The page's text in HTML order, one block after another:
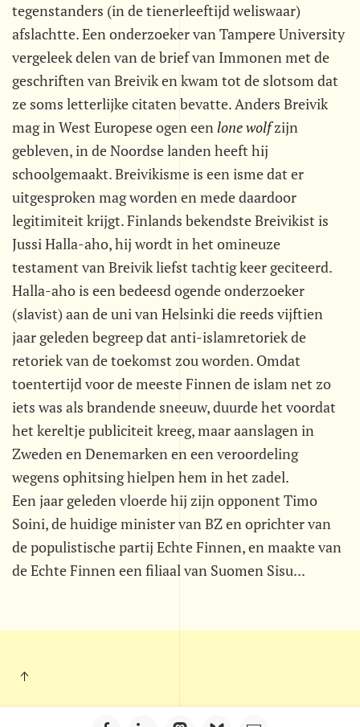
tegenstanders (in de tienerleeftijd weliswaar)
afslachtte. Een onderzoeker van Tampere University
vergeleek delen van de brief van Immonen met de
geschriften van Breivik en kwam tot de slotsom dat
ze soms letterlijke citaten bevatte. Anders Breivik
mag in West Europese ogen eenlone wolfzijn
gebleven, in de Noordse landen heeft hij
schoolgemaakt. Breivikisme is een isme dat er
uitgesproken mag worden en mede daardoor
legitimiteit krijgt. Finlands bekendste Breivikist is
Jussi Halla-aho, hij wordt in het omineuze
testament van Breivik liefst tachtig keer geciteerd.
Halla-aho is een bedeesd ogende onderzoeker
(slavist) aan de uni van Helsinki die reeds vijftien
jaar geleden begreep dat anti-islamretoriek de
retoriek van de toekomst zou worden. Omdat
toentertijd voor de meeste Finnen de islam net zo
iets was als brandende sneeuw, duurde het voordat
het kereltje publiciteit kreeg, maar aanslagen in
Zweden en Denemarken en een veroordeling
wegens ophitsing hielpen hem in het zadel.
Een jaar geleden vloerde hij zijn opponent Timo
Soini, de huidige minister van BZ en oprichter van
de populistische partij Echte Finnen, en maakte van
de Echte Finnen een filiaal van Suomen Sisu...